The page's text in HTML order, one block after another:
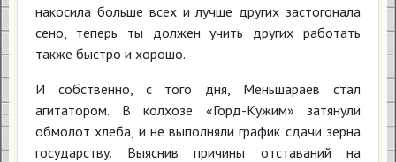
накосила больше всех и лучше других застогонала
сено, теперь ты должен учить других работать
также быстро и хорошо.
И собственно, с того дня, Меньшараев стал
агитатором. В колхозе «Горд-Кужим» затянули
обмолот хлеба, и не выполняли график сдачи зерна
государству. Выяснив причины отставаний на